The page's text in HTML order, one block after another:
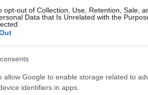
opt-out of Collection, Use, Retention, Sale,
Data that Is Unrelated with the
allow Google to enable storage related to
identifiers in apps.
reducidas drásticamente las
por encima de los90 dólares por
diplomática.